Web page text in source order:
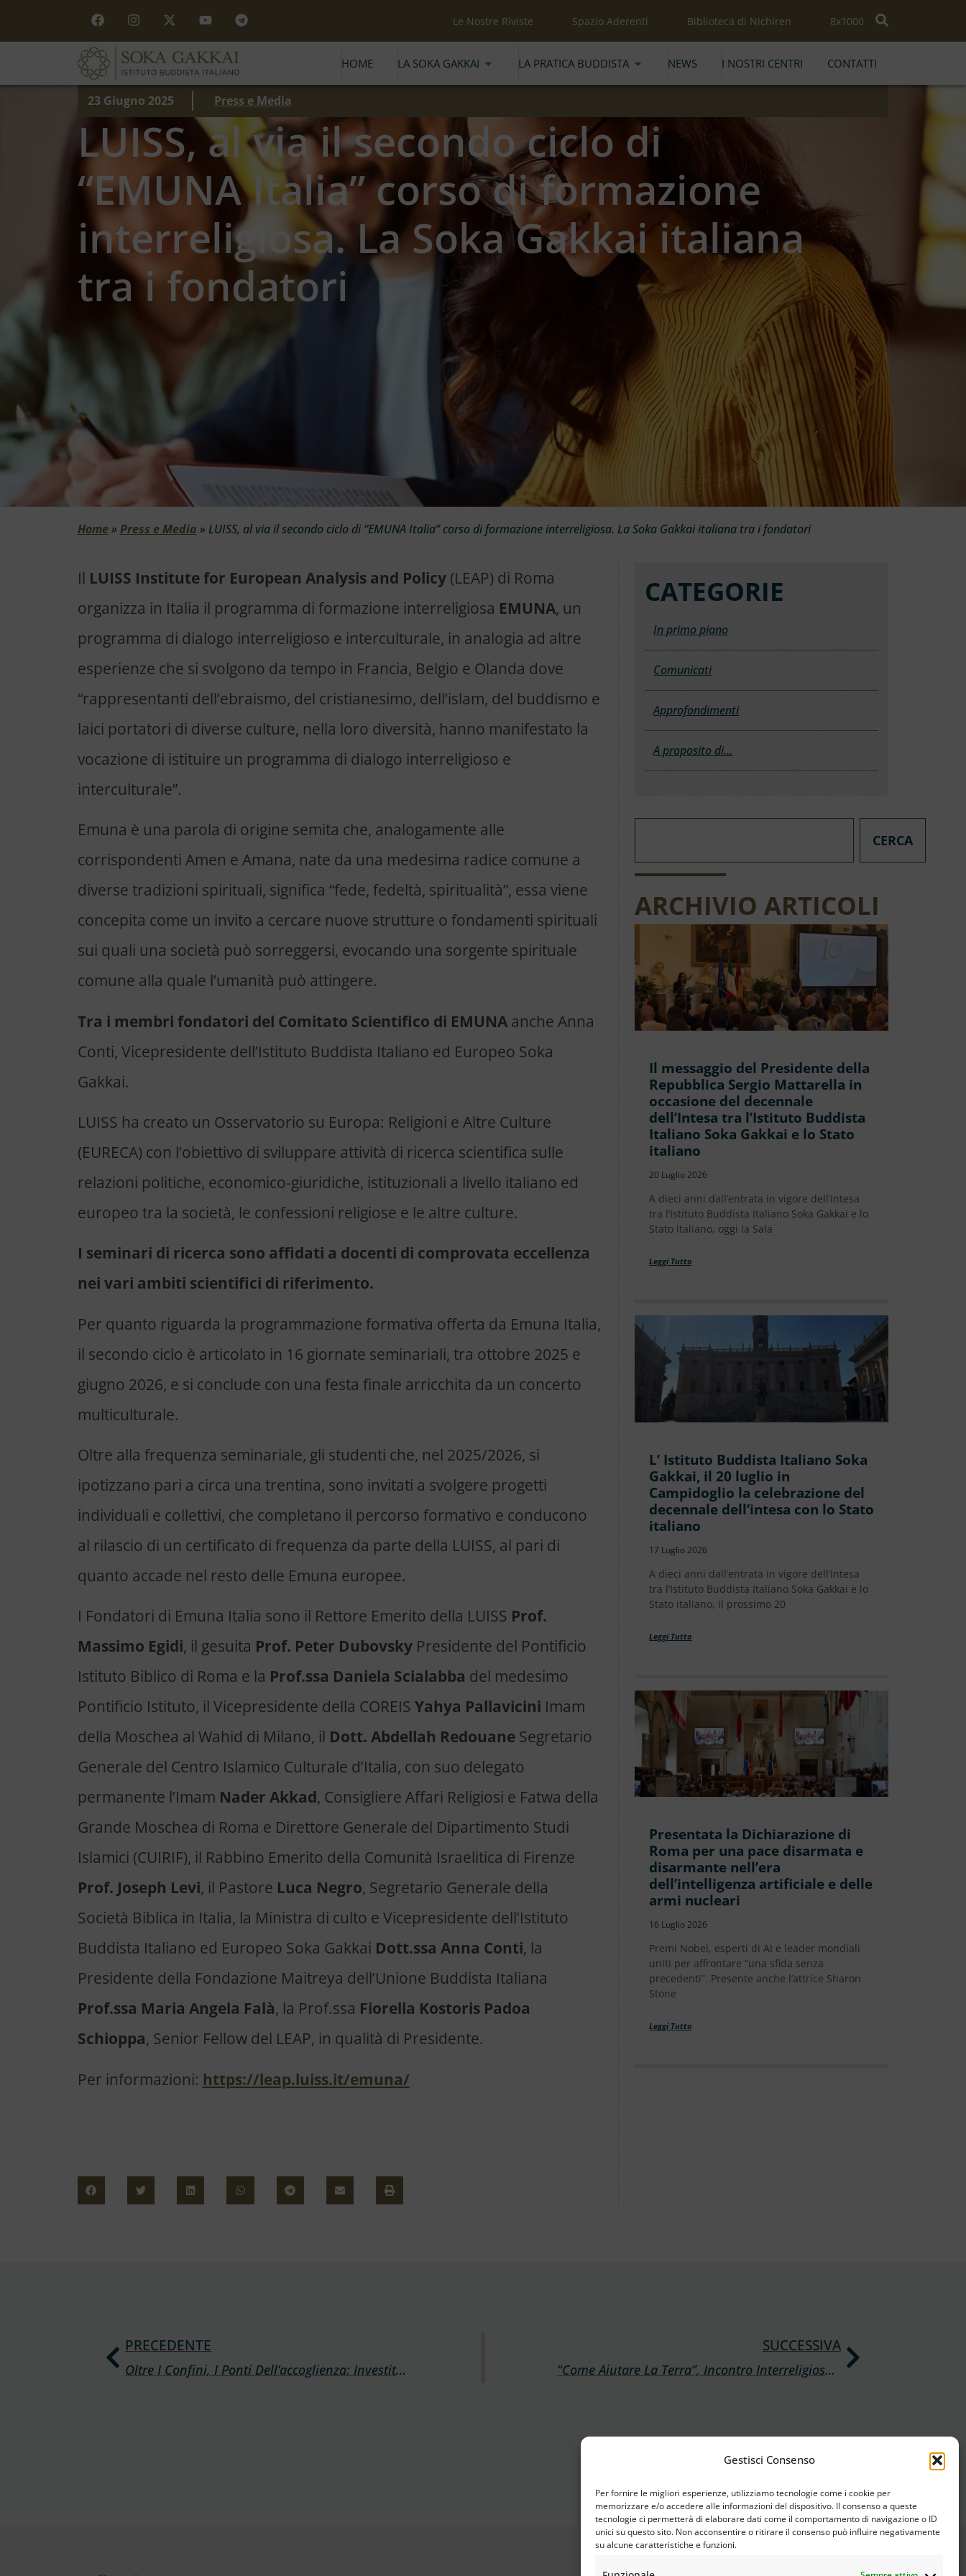
Gestisci Consenso
Per fornire le migliori esperienze, utilizziamo tecnologie come i cookie per
memorizzare e/o accedere alle informazioni del dispositivo. Il consenso a queste
tecnologie ci permetterà di elaborare dati come il comportamento di navigazione o ID
unici su questo sito. Non acconsentire o ritirare il consenso può influire negativamente
su alcune caratteristiche e funzioni.
Le Nostre Riviste Spazio Aderenti Biblioteca di Nichiren 8x1000
HOME LA SOKA GAKKAI LA PRATICA BUDDISTA NEWS I NOSTRI CENTRI CONTATTI
23 Giugno 2025 Press e Media
LUISS, al via il secondo ciclo di
“EMUNA Italia” corso di formazione
interreligiosa. La Soka Gakkai italiana
tra i fondatori
Home» Press e Media » LUISS, al via il secondo ciclo di “EMUNA Italia” corso di formazione interreligiosa. La Soka Gakkai italiana tra i fondatori
Il LUISS Institute for European Analysis and Policy(LEAP) di Roma
organizza in Italia il programma di formazione interreligiosa EMUNA, un
programma di dialogo interreligioso e interculturale, in analogia ad altre
esperienze che si svolgono da tempo in Francia, Belgio e Olanda dove
“rappresentanti dell’ebraismo, del cristianesimo, dell’islam, del buddismo e
laici portatori di diverse culture, nella loro diversità, hanno manifestato la
vocazione di istituire un programma di dialogo interreligioso e
interculturale”.
Emuna è una parola di origine semita che, analogamente alle
corrispondenti Amen e Amana, nate da una medesima radice comune a
diverse tradizioni spirituali, significa “fede, fedeltà, spiritualità”, essa viene
concepita come un invito a cercare nuove strutture o fondamenti spirituali
sui quali una società può sorreggersi, evocando una sorgente spirituale
comune alla quale l’umanità può attingere.
Tra i membri fondatori del Comitato Scientifico di EMUNA anche Anna
Conti, Vicepresidente dell’Istituto Buddista Italiano ed Europeo Soka
Gakkai.
LUISS ha creato un Osservatorio su Europa: Religioni e Altre Culture
(EURECA) con l’obiettivo di sviluppare attività di ricerca scientifica sulle
relazioni politiche, economico-giuridiche, istituzionali a livello italiano ed
europeo tra la società, le confessioni religiose e le altre culture.
I seminari di ricerca sono affidati a docenti di comprovata eccellenza
nei vari ambiti scientifici di riferimento.
Per quanto riguarda la programmazione formativa offerta da Emuna Italia,
il secondo ciclo è articolato in 16 giornate seminariali, tra ottobre 2025 e
giugno 2026, e si conclude con una festa finale arricchita da un concerto
multiculturale.
Oltre alla frequenza seminariale, gli studenti che, nel 2025/2026, si
ipotizzano pari a circa una trentina, sono invitati a svolgere progetti
individuali e collettivi, che completano il percorso formativo e conducono
al rilascio di un certificato di frequenza da parte della LUISS, al pari di
quanto accade nel resto delle Emuna europee.
I Fondatori di Emuna Italia sono il Rettore Emerito della LUISS Prof.
Massimo Egidi, il gesuita Prof. Peter Dubovsky Presidente del Pontificio
Istituto Biblico di Roma e la Prof.ssa Daniela Scialabba del medesimo
Pontificio Istituto, il Vicepresidente della COREIS Yahya Pallavicini Imam
della Moschea al Wahid di Milano, il Dott. Abdellah Redouane Segretario
Generale del Centro Islamico Culturale d’Italia, con suo delegato
permanente l’Imam Nader Akkad, Consigliere Affari Religiosi e Fatwa della
Grande Moschea di Roma e Direttore Generale del Dipartimento Studi
Islamici (CUIRIF), il Rabbino Emerito della Comunità Israelitica di Firenze
Prof. Joseph Levi, il Pastore Luca Negro, Segretario Generale della
Società Biblica in Italia, la Ministra di culto e Vicepresidente dell’Istituto
Buddista Italiano ed Europeo Soka Gakkai Dott.ssa Anna Conti, la
Presidente della Fondazione Maitreya dell’Unione Buddista Italiana
Prof.ssa Maria Angela Falà, la Prof.ssa Fiorella Kostoris Padoa
Schioppa, Senior Fellow del LEAP, in qualità di Presidente.
Per informazioni: https://leap.luiss.it/emuna/
CATEGORIE
In primo piano
Comunicati
Approfondimenti
A proposito di…
CERCA
ARCHIVIO ARTICOLI
Il messaggio del Presidente della
Repubblica Sergio Mattarella in
occasione del decennale
dell’Intesa tra l’Istituto Buddista
Italiano Soka Gakkai e lo Stato
italiano
20 Luglio 2026
A dieci anni dall’entrata in vigore dell’Intesa
tra l’Istituto Buddista Italiano Soka Gakkai e lo
Stato italiano, oggi la Sala
Leggi Tutto
L’ Istituto Buddista Italiano Soka
Gakkai, il 20 luglio in
Campidoglio la celebrazione del
decennale dell’intesa con lo Stato
italiano
17 Luglio 2026
A dieci anni dall’entrata in vigore dell’Intesa
tra l’Istituto Buddista Italiano Soka Gakkai e lo
Stato italiano, il prossimo 20
Leggi Tutto
Presentata la Dichiarazione di
Roma per una pace disarmata e
disarmante nell’era
dell’intelligenza artificiale e delle
armi nucleari
16 Luglio 2026
Premi Nobel, esperti di AI e leader mondiali
uniti per affrontare “una sfida senza
precedenti”. Presente anche l’attrice Sharon
Stone
Leggi Tutto
PRECEDENTE
Oltre I Confini, I Ponti Dell’accoglienza: Investiti 5.3 Mln E Raggiunte 14.000 Persone Rifugiate Grazie All’8×1000 Dell’Istituto Buddista Italiano Soka Gakkai
SUCCESSIVA
“Come Aiutare La Terra”, Incontro Interreligioso Ad Alfonsine (Ravenna)